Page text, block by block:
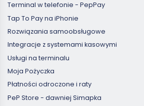
Terminal w telefonie - PepPay
Tap To Pay na iPhonie
Rozwiązania samoobsługowe
Integracje z systemami kasowymi
Usługi na terminalu
Moja Pożyczka
Płatności odroczone i raty
PeP Store - dawniej Simapka